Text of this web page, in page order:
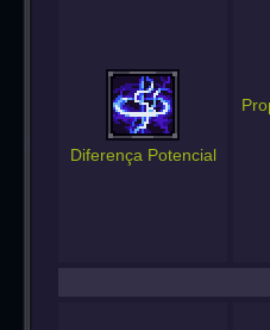
Diferença Potencial